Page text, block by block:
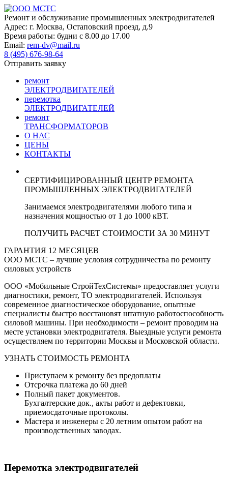
Skip
to
content
Ремонт и обслуживание промышленных электродвигателей
Адрес: г. Москва, Остаповский проезд, д.9
Время работы: будни с 8.00 до 17.00
Email: rem-dv@mail.ru
8 (495) 676-98-64
Отправить заявку
ремонт
ЭЛЕКТРОДВИГАТЕЛЕЙ
перемотка
ЭЛЕКТРОДВИГАТЕЛЕЙ
ремонт
ТРАНСФОРМАТОРОВ
О НАС
ЦЕНЫ
КОНТАКТЫ
СЕРТИФИЦИРОВАННЫЙ ЦЕНТР РЕМОНТА
ПРОМЫШЛЕННЫХ ЭЛЕКТРОДВИГАТЕЛЕЙ
Занимаемся электродвигателями любого типа и
назначения мощностью от 1 до 1000 кВТ.
ПОЛУЧИТЬ РАСЧЕТ СТОИМОСТИ ЗА 30 МИНУТ
ГАРАНТИЯ 12 МЕСЯЦЕВ
ООО МСТС – лучшие условия сотрудничества по ремонту
силовых устройств
ООО «Мобильные СтройТехСистемы» предоставляет услуги
диагностики, ремонт, ТО электродвигателей. Используя
современное диагностическое оборудование, опытные
специалисты быстро восстановят штатную работоспособность
силовой машины. При необходимости – ремонт проводим на
месте установки электродвигателя. Выездные услуги ремонта
осуществляем по территории Москвы и Московской области.
УЗНАТЬ СТОИМОСТЬ РЕМОНТА
Приступаем к ремонту без предоплаты
Отсрочка платежа до 60 дней
Полный пакет документов.
Бухгалтерские док., акты работ и дефектовки,
приемосдаточные протоколы.
Мастера и инженеры с 20 летним опытом работ на
производственных заводах.
Перемотка электродвигателей